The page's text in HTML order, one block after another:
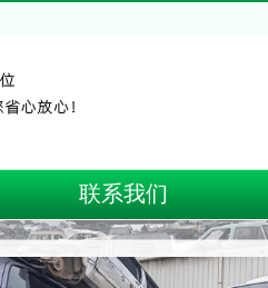
联系我们